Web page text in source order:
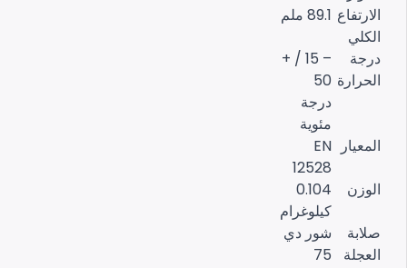
الارتفاع
الكلي
89.1 ملم
درجة
الحرارة
– 15 / +
50
درجة
مئوية
المعيار
EN
12528
الوزن
0.104
كيلوغرام
صلابة
العجلة
شور دي
75